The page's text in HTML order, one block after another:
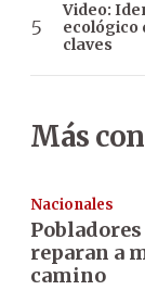
Video:
ecológico
claves
Más
Nacionales
Pobladores
reparan a
camino